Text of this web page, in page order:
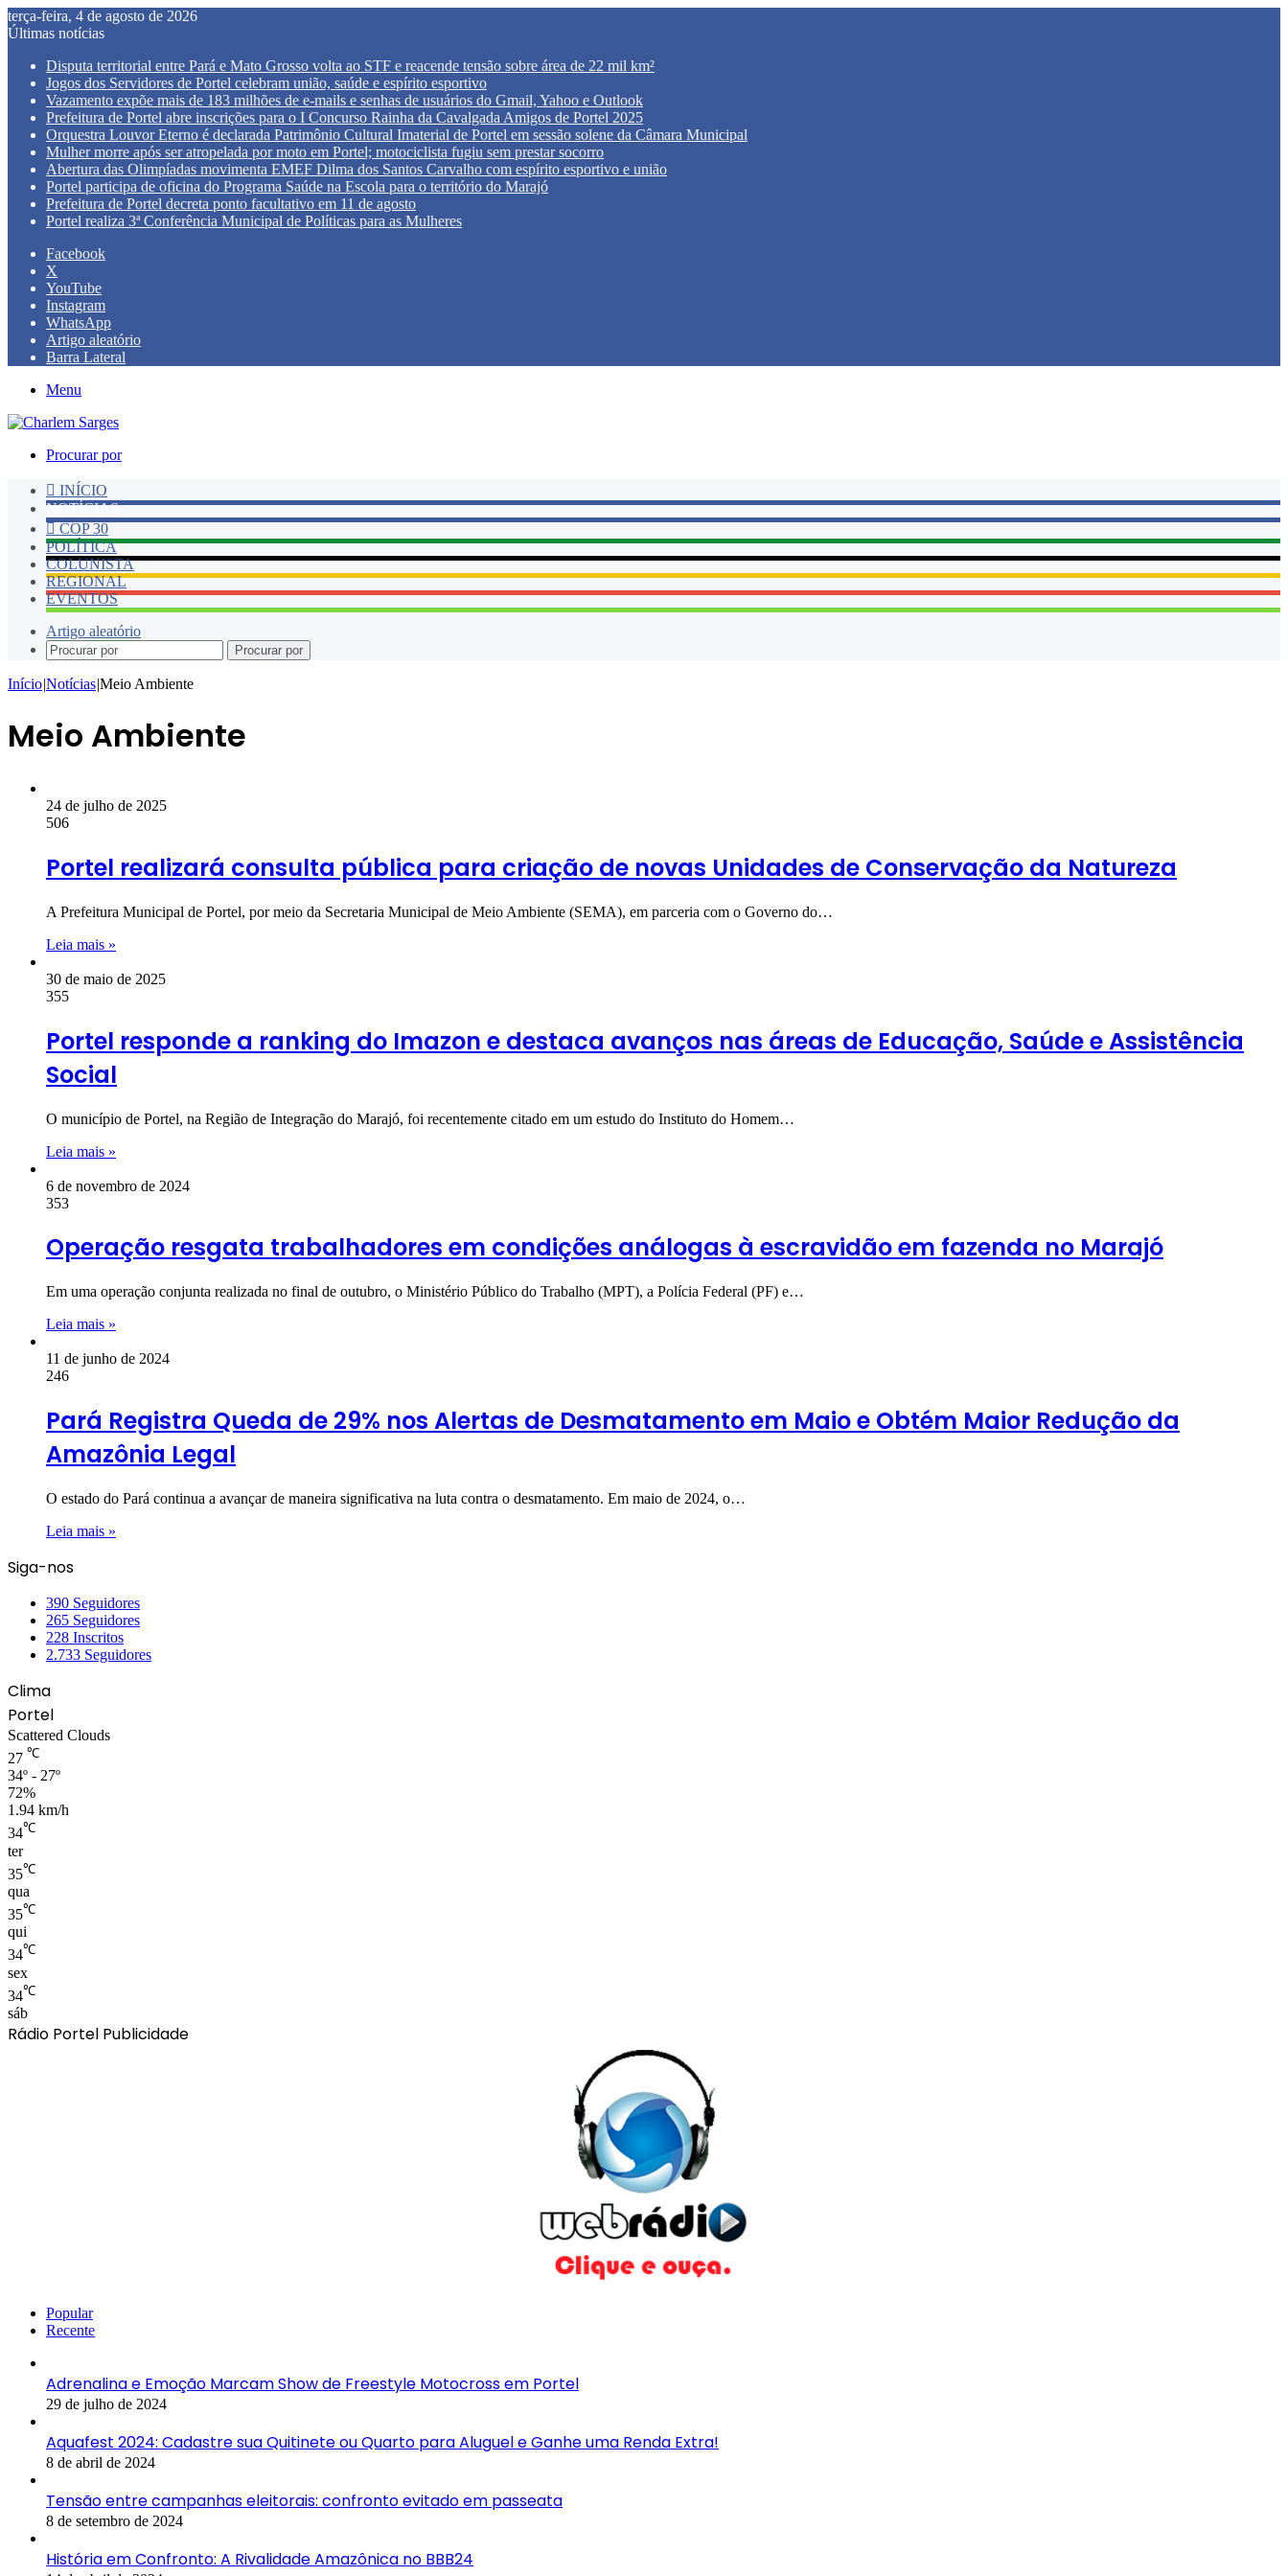
terça-feira, 4 de agosto de 2026
Últimas notícias
Disputa territorial entre Pará e Mato Grosso volta ao STF e reacende tensão sobre área de 22 mil km²
Jogos dos Servidores de Portel celebram união, saúde e espírito esportivo
Vazamento expõe mais de 183 milhões de e-mails e senhas de usuários do Gmail, Yahoo e Outlook
Prefeitura de Portel abre inscrições para o I Concurso Rainha da Cavalgada Amigos de Portel 2025
Orquestra Louvor Eterno é declarada Patrimônio Cultural Imaterial de Portel em sessão solene da Câmara Municipal
Mulher morre após ser atropelada por moto em Portel; motociclista fugiu sem prestar socorro
Abertura das Olimpíadas movimenta EMEF Dilma dos Santos Carvalho com espírito esportivo e união
Portel participa de oficina do Programa Saúde na Escola para o território do Marajó
Prefeitura de Portel decreta ponto facultativo em 11 de agosto
Portel realiza 3ª Conferência Municipal de Políticas para as Mulheres
Facebook
X
YouTube
Instagram
WhatsApp
Artigo aleatório
Barra Lateral
Menu
Procurar por
INÍCIO
NOTÍCIAS
COP 30
POLÍTICA
COLUNISTA
REGIONAL
EVENTOS
Artigo aleatório
Procurar por
Início|Notícias|Meio Ambiente
Meio Ambiente
24 de julho de 2025
506
Portel realizará consulta pública para criação de novas Unidades de Conservação da Natureza
A Prefeitura Municipal de Portel, por meio da Secretaria Municipal de Meio Ambiente (SEMA), em parceria com o Governo do…
Leia mais »
30 de maio de 2025
355
Portel responde a ranking do Imazon e destaca avanços nas áreas de Educação, Saúde e Assistência
Social
O município de Portel, na Região de Integração do Marajó, foi recentemente citado em um estudo do Instituto do Homem…
Leia mais »
6 de novembro de 2024
353
Operação resgata trabalhadores em condições análogas à escravidão em fazenda no Marajó
Em uma operação conjunta realizada no final de outubro, o Ministério Público do Trabalho (MPT), a Polícia Federal (PF) e…
Leia mais »
11 de junho de 2024
246
Pará Registra Queda de 29% nos Alertas de Desmatamento em Maio e Obtém Maior Redução da
Amazônia Legal
O estado do Pará continua a avançar de maneira significativa na luta contra o desmatamento. Em maio de 2024, o…
Leia mais »
Siga-nos
390 Seguidores
265 Seguidores
228 Inscritos
2.733 Seguidores
Clima
Portel
Scattered Clouds
27 ℃
34º - 27º
72%
1.94 km/h
34℃
ter
35℃
qua
35℃
qui
34℃
sex
34℃
sáb
Rádio Portel Publicidade
Popular
Recente
Adrenalina e Emoção Marcam Show de Freestyle Motocross em Portel
29 de julho de 2024
Aquafest 2024: Cadastre sua Quitinete ou Quarto para Aluguel e Ganhe uma Renda Extra!
8 de abril de 2024
Tensão entre campanhas eleitorais: confronto evitado em passeata
8 de setembro de 2024
História em Confronto: A Rivalidade Amazônica no BBB24